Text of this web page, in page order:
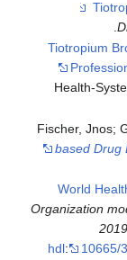
.
"Tiotropium
Health-
Fischer, Jnos;
based Drug
World
Organization
2019
hdl: 10665/